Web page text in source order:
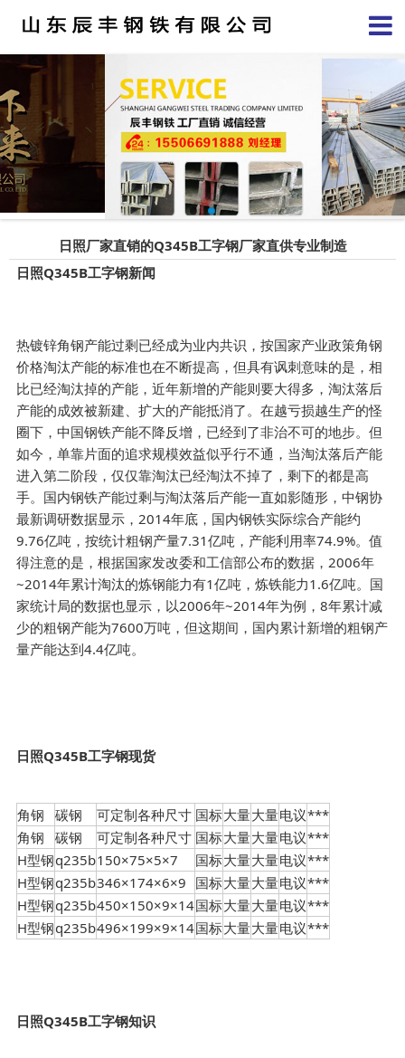
日照厂家直销的Q345B工字钢厂家直供专业制造
日照Q345B工字钢新闻
热镀锌角钢产能过剩已经成为业内共识，按国家产业政策角钢
价格淘汰产能的标准也在不断提高，但具有讽刺意味的是，相
比已经淘汰掉的产能，近年新增的产能则要大得多，淘汰落后
产能的成效被新建、扩大的产能抵消了。在越亏损越生产的怪
圈下，中国钢铁产能不降反增，已经到了非治不可的地步。但
如今，单靠片面的追求规模效益似乎行不通，当淘汰落后产能
进入第二阶段，仅仅靠淘汰已经淘汰不掉了，剩下的都是高
手。国内钢铁产能过剩与淘汰落后产能一直如影随形，中钢协
最新调研数据显示，2014年底，国内钢铁实际综合产能约
9.76亿吨，按统计粗钢产量7.31亿吨，产能利用率74.9%。值
得注意的是，根据国家发改委和工信部公布的数据，2006年
~2014年累计淘汰的炼钢能力有1亿吨，炼铁能力1.6亿吨。国
家统计局的数据也显示，以2006年~2014年为例，8年累计减
少的粗钢产能为7600万吨，但这期间，国内累计新增的粗钢产
量产能达到4.4亿吨。
日照Q345B工字钢现货
角钢 碳钢 可定制各种尺寸 国标大量大量电议***
角钢
碳钢 可定制各种尺寸 国标大量大量电议***
H型钢q235b150×75×5×7 国标大量大量电议***
H型钢q235b346×174×6×9 国标大量大量电议***
H型钢q235b450×150×9×14国标大量大量电议***
H型钢q235b496×199×9×14国标大量大量电议***
日照Q345B工字钢知识